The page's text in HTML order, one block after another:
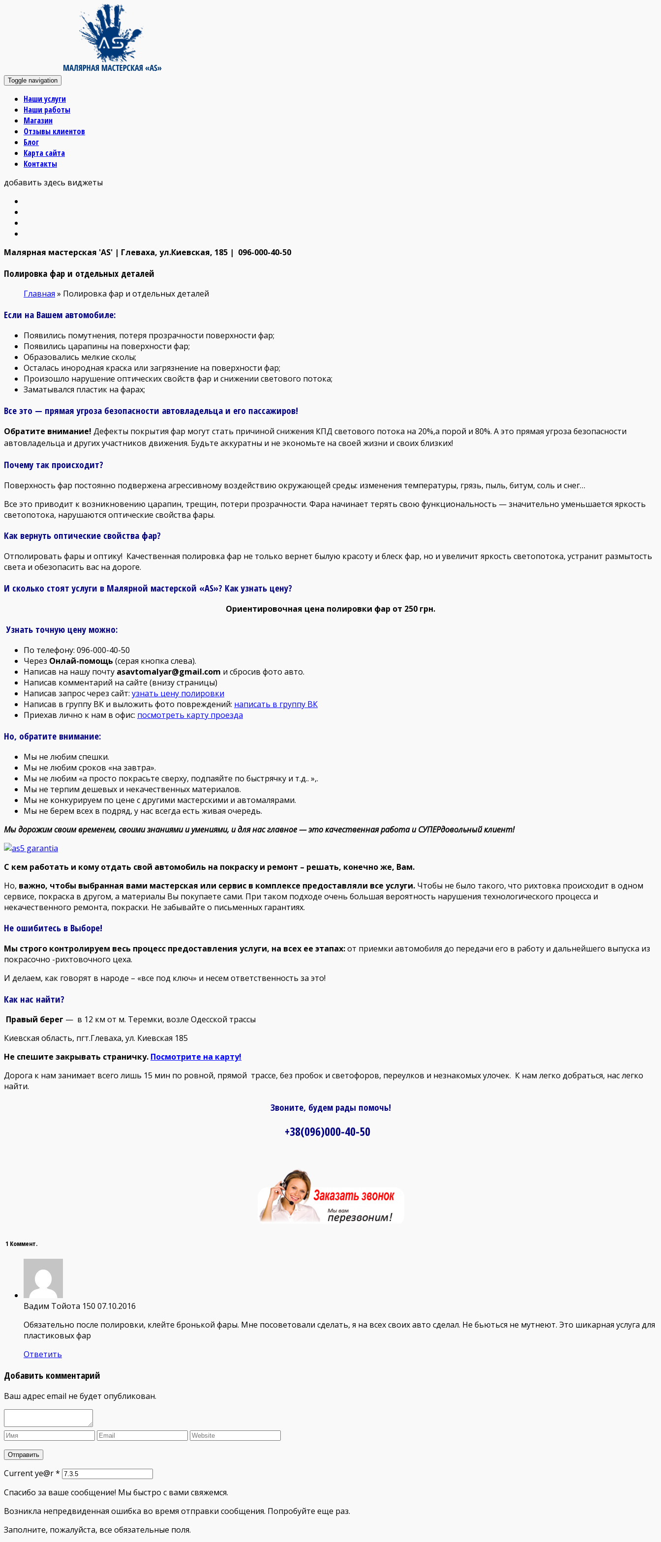
Toggle navigation
Наши услуги
Наши работы
Магазин
Отзывы клиентов
Блог
Карта сайта
Контакты
добавить здесь виджеты
Малярная мастерская 'AS' | Глеваха, ул.Киевская, 185 | 096-000-40-50
Полировка фар и отдельных деталей
Главная » Полировка фар и отдельных деталей
Если на Вашем автомобиле:
Появились помутнения, потеря прозрачности поверхности фар;
Появились царапины на поверхности фар;
Образовались мелкие сколы;
Осталась инородная краска или загрязнение на поверхности фар;
Произошло нарушение оптических свойств фар и снижении светового потока;
Заматывался пластик на фарах;
Все это — прямая угроза безопасности автовладельца и его пассажиров!
Обратите внимание! Дефекты покрытия фар могут стать причиной снижения КПД светового потока на 20%,а порой и 80%. А это прямая угроза безопасности
автовладельца и других участников движения. Будьте аккуратны и не экономьте на своей жизни и своих близких!
Почему так происходит?
Поверхность фар постоянно подвержена агрессивному воздействию окружающей среды: изменения температуры, грязь, пыль, битум, соль и снег…
Все это приводит к возникновению царапин, трещин, потери прозрачности. Фара начинает терять свою функциональность — значительно уменьшается яркость
светопотока, нарушаются оптические свойства фары.
Как вернуть оптические свойства фар?
Отполировать фары и оптику! Качественная полировка фар не только вернет былую красоту и блеск фар, но и увеличит яркость светопотока, устранит размытость
света и обезопасить вас на дороге.
И сколько стоят услуги в Малярной мастерской «AS»? Как узнать цену?
Ориентировочная цена полировки фар от 250 грн.
Узнать точную цену можно:
По телефону: 096-000-40-50
Через Онлай-помощь (серая кнопка слева).
Написав на нашу почту asavtomalyar@gmail.com и сбросив фото авто.
Написав комментарий на сайте (внизу страницы)
Написав запрос через сайт: узнать цену полировки
Написав в группу ВК и выложить фото повреждений: написать в группу ВК
Приехав лично к нам в офис: посмотреть карту проезда
Но, обратите внимание:
Мы не любим спешки.
Мы не любим сроков «на завтра».
Мы не любим «а просто покрасьте сверху, подпаяйте по быстрячку и т.д.. »,.
Мы не терпим дешевых и некачественных материалов.
Мы не конкурируем по цене с другими мастерскими и автомалярами.
Мы не берем всех в подряд, у нас всегда есть живая очередь.
Мы дорожим своим временем, своими знаниями и умениями, и для нас главное — это качественная работа и СУПЕРдовольный клиент!
С кем работать и кому отдать свой автомобиль на покраску и ремонт – решать, конечно же, Вам.
Но, важно, чтобы выбранная вами мастерская или сервис в комплексе предоставляли все услуги. Чтобы не было такого, что рихтовка происходит в одном
сервисе, покраска в другом, а материалы Вы покупаете сами. При таком подходе очень большая вероятность нарушения технологического процесса и
некачественного ремонта, покраски. Не забывайте о письменных гарантиях.
Не ошибитесь в Выборе!
Мы строго контролируем весь процесс предоставления услуги, на всех ее этапах:от приемки автомобиля до передачи его в работу и дальнейшего выпуска из
покрасочно -рихтовочного цеха.
И делаем, как говорят в народе – «все под ключ» и несем ответственность за это!
Как нас найти?
Правый берег — в 12 км от м. Теремки, возле Одесской трассы
Киевская область, пгт.Глеваха, ул. Киевская 185
Не спешите закрывать страничку. Посмотрите на карту!
Дорога к нам занимает всего лишь 15 мин по ровной, прямой трассе, без пробок и светофоров, переулков и незнакомых улочек. К нам легко добраться, нас легко
найти.
Звоните, будем рады помочь!
+38(096)000-40-50
1 Коммент.
Вадим Тойота 150 07.10.2016
Обязательно после полировки, клейте бронькой фары. Мне посоветовали сделать, я на всех своих авто сделал. Не бьються не мутнеют. Это шикарная услуга для
пластиковых фар
Ответить
Добавить комментарий
Ваш адрес email не будет опубликован.
Current ye@r*
Спасибо за ваше сообщение! Мы быстро с вами свяжемся.
Возникла непредвиденная ошибка во время отправки сообщения. Попробуйте еще раз.
Заполните, пожалуйста, все обязательные поля.